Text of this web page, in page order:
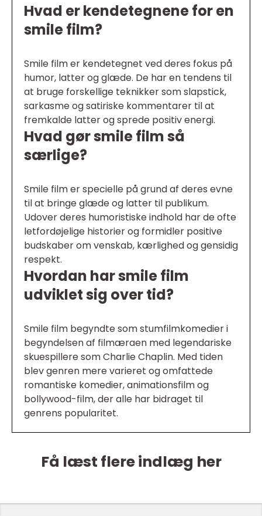
Hvad er kendetegnene for en
smile film?
Smile film er kendetegnet ved deres fokus på
humor, latter og glæde. De har en tendens til
at bruge forskellige teknikker som slapstick,
sarkasme og satiriske kommentarer til at
fremkalde latter og sprede positiv energi.
Hvad gør smile film så
særlige?
Smile film er specielle på grund af deres evne
til at bringe glæde og latter til publikum.
Udover deres humoristiske indhold har de ofte
letfordøjelige historier og formidler positive
budskaber om venskab, kærlighed og gensidig
respekt.
Hvordan har smile film
udviklet sig over tid?
Smile film begyndte som stumfilmkomedier i
begyndelsen af filmæraen med legendariske
skuespillere som Charlie Chaplin. Med tiden
blev genren mere varieret og omfattede
romantiske komedier, animationsfilm og
bollywood-film, der alle har bidraget til
genrens popularitet.
Få læst flere indlæg her